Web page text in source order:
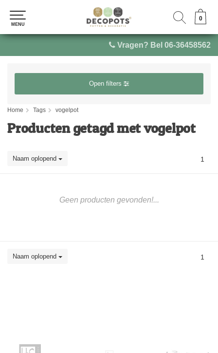
Vragen? Bel 06-36458562
0
MENU
0
MENU
Open filters
Home Tags vogelpot
Producten getagd met vogelpot
Naam oplopend 1
Geen producten gevonden!...
Naam oplopend 1